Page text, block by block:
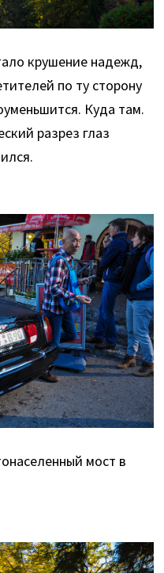
крушение надежд,
по ту сторону
Куда там.
разрез глаз
мост в